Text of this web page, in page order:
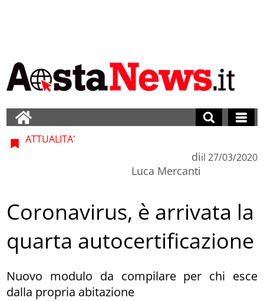
ATTUALITA'
di
Luca Mercanti
il 27/03/2020
Coronavirus, è arrivata la
quarta autocertificazione
Nuovo modulo da compilare per chi esce
dalla propria abitazione